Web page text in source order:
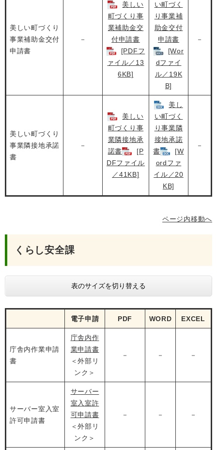
美しい町づくり
事業補助金交付
申請書
－
美しい
町づくり事
業補助金交
付申請書
[PDFフ
ァイル／13
6KB]
い町づく
り事業補
助金交付
申請書
[Wor
dファイ
ル／19K
B]
－
美しい町づくり
事業隣接地承諾
書
－
美しい
町づくり事
業隣接地承
諾書
[P
DFファイル
／41KB]
美し
い町づく
り事業隣
接地承諾
書
[W
ordファ
イル／20
KB]
－
ページ内移動へ
くらし安全課
表のサイズを切り替える
電子申請 PDF WORD EXCEL
庁舎内作業申請
書
庁舎内作
業申請書
＜外部リ
ンク＞
－ － －
サーバー室入室
許可申請書
サーバー
室入室許
可申請書
＜外部リ
ンク＞
－ － －